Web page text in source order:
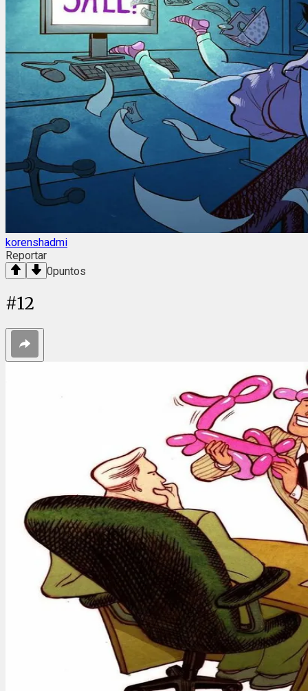
korenshadmi
Reportar
0puntos
#12